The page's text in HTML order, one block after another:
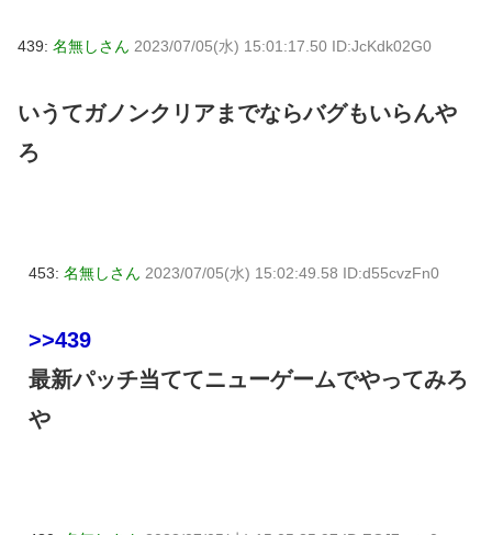
439: 名無しさん 2023/07/05(水) 15:01:17.50 ID:JcKdk02G0
いうてガノンクリアまでならバグもいらんや
ろ
453: 名無しさん 2023/07/05(水) 15:02:49.58 ID:d55cvzFn0
>>439
最新パッチ当ててニューゲームでやってみろ
や